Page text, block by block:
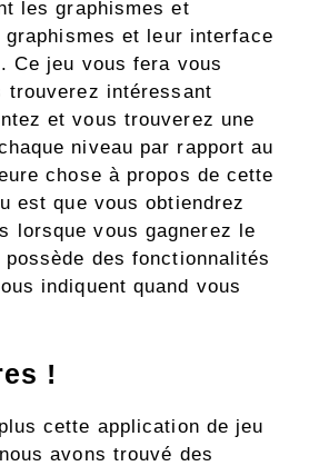
les graphismes et
graphismes et leur interface
Ce jeu vous fera vous
trouverez intéressant
et vous trouverez une
niveau par rapport au
chose à propos de cette
est que vous obtiendrez
lorsque vous gagnerez le
possède des fonctionnalités
indiquent quand vous
!
cette application de jeu
avons trouvé des